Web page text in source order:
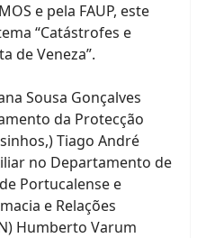
e pela FAUP, este
“Catástrofes e
de Veneza”.
Sousa Gonçalves
da Protecção
Tiago André
no Departamento de
Portucalense e
e Relações
Humberto Varum